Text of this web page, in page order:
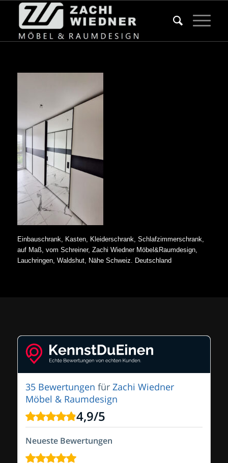
Einbauschrank, Kasten, Kleiderschrank, Schlafzimmerschrank,
auf Maß, vom Schreiner, Zachi Wiedner Möbel&Raumdesign,
Lauchringen, Waldshut, Nähe Schweiz. Deutschland
35 Bewertungen für Zachi Wiedner
Möbel & Raumdesign
4,9/5
Neueste Bewertungen